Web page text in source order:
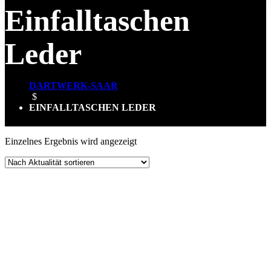
Einfalltaschen
Leder
DARTWERK-SAAR
$
EINFALLTASCHEN LEDER
Einzelnes Ergebnis wird angezeigt